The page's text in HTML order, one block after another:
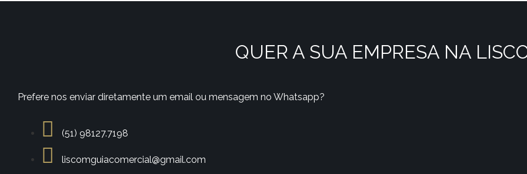
QUER A SUA EMPRESA NA
Prefere nos enviar diretamente um email ou mensagem no Whatsapp?
(51) 98127.7198
liscomguiacomercial@gmail.com